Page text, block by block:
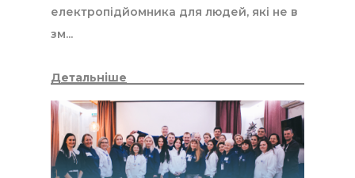
електропідйомника для людей, які не в
зм...
Детальніше